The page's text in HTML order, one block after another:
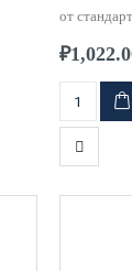
от
фланцев,
коррозии
₽